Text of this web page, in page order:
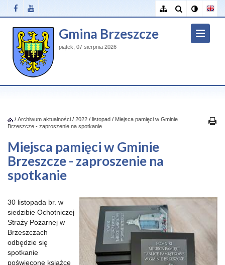
Gmina Brzeszcze
piątek, 07 sierpnia 2026
/ Archiwum aktualności / 2022 / listopad / Miejsca pamięci w Gminie
Brzeszcze - zaproszenie na spotkanie
Miejsca pamięci w Gminie
Brzeszcze - zaproszenie na
spotkanie
30 listopada br. w
siedzibie Ochotniczej
Straży Pożarnej w
Brzeszczach
odbędzie się
spotkanie
poświęcone książce